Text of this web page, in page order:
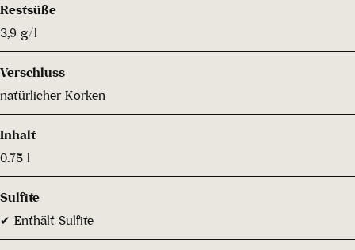
Restsüße
3,9 g/l
Verschluss
natürlicher Korken
Inhalt
0.75 l
Sulfite
✔ Enthält Sulfite